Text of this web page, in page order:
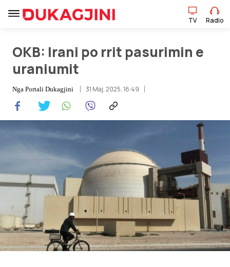
TV Radio
Sport
Pikëpamje
Art Jete
Kulturë
Showbiz
Ekonomi
TV Radio
OKB: Irani po rrit pasurimin e
uraniumit
Nga Portali Dukagjini 31 Maj, 2025, 16:49